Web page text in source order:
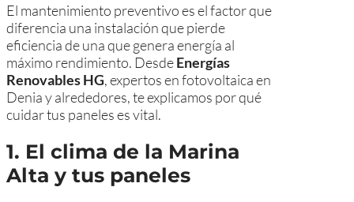
El mantenimiento preventivo es el factor que
diferencia una instalación que pierde
eficiencia de una que genera energía al
máximo rendimiento. DesdeEnergías
Renovables HG, expertos en fotovoltaica en
Denia y alrededores, te explicamos por qué
cuidar tus paneles es vital.
1. El clima de la Marina
Alta y tus paneles